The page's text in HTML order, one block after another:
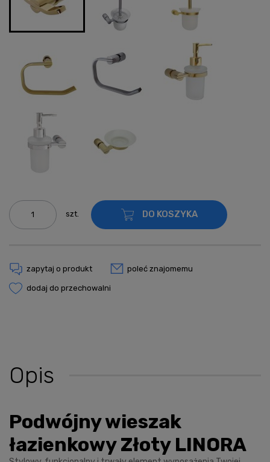
szt. DO KOSZYKA
zapytaj o produkt poleć znajomemu
dodaj do przechowalni
Opis
Podwójny wieszak
łazienkowy Złoty LINORA